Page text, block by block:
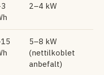
2–4 kW
5–8 kW
(nettilkoblet
anbefalt)